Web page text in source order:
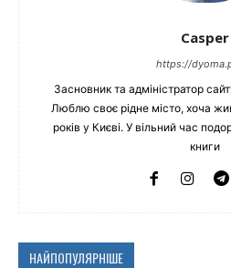
Casper
https://
Засновник та адміністратор
Люблю своє рідне місто, хоча
років у Києві. У вільний час
книги
НАЙПОПУЛЯРНІШЕ